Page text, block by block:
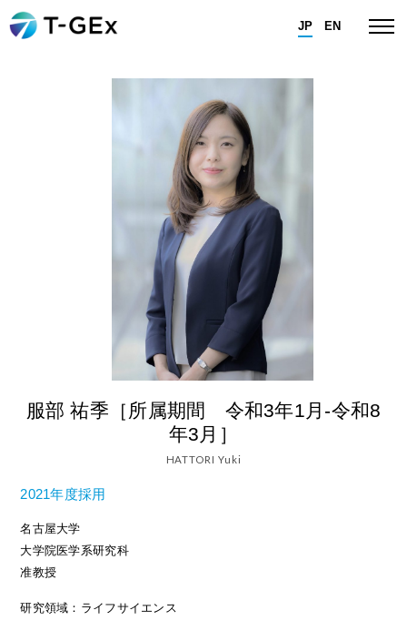
JP EN
服部 祐季［所属期間 令和3年1月-令和8
年3月］
HATTORI Yuki
2021年度採用
名古屋大学
大学院医学系研究科
准教授
研究領域：ライフサイエンス